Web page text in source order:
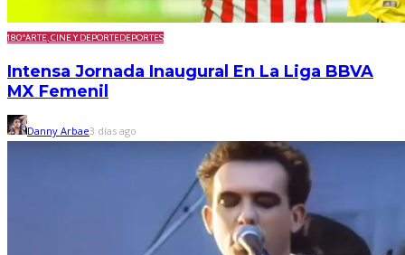
180ºARTE, CINE Y DEPORTEDEPORTES
Intensa Jornada Inaugural En La Liga BBVA
MX Femenil
Danny Arbae3 días ago